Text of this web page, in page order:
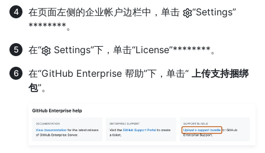
在页面左侧的企业帐户边栏中，单击
“Settings”
********。
在“
Settings”下，单击“License”********。
在“GitHub Enterprise 帮助”下，单击“
上传支持捆绑
包”。